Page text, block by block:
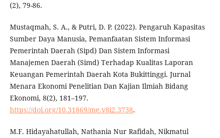
(2), 79-86.
Mustaqmah, S. A., & Putri, D. P. (2022). Pengaruh Kapasitas
Sumber Daya Manusia, Pemanfaatan Sistem Informasi
Pemerintah Daerah (Sipd) Dan Sistem Informasi
Manajemen Daerah (Simd) Terhadap Kualitas Laporan
Keuangan Pemerintah Daerah Kota Bukittinggi. Jurnal
Menara Ekonomi Penelitian Dan Kajian Ilmiah Bidang
Ekonomi, 8(2), 181–197.
https://doi.org/10.31869/me.v8i2.3738.
M.F. Hidayahatullah, Nathania Nur Rafidah, Nikmatul